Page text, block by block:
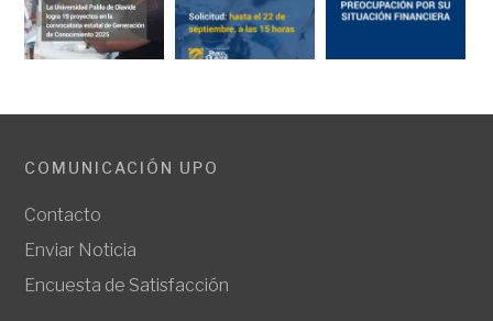
COMUNICACIÓN UPO
Contacto
Enviar Noticia
Encuesta de Satisfacción